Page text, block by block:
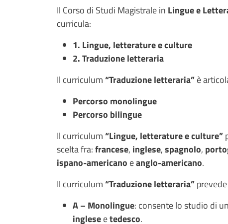
Il Corso di Studi Magistrale in Lingue e
curricula:
1. Lingue, letterature e culture
2. Traduzione letteraria
Il curriculum“Traduzione letteraria”è
Percorso monolingue
Percorso bilingue
Il curriculum“Lingue, letterature e culture”
scelta fra:francese, inglese,spagnolo,
ispano-americano eanglo-americano.
Il curriculum“Traduzione letteraria”
A – Monolingue: consente lo studio di
ingleseetedesco.